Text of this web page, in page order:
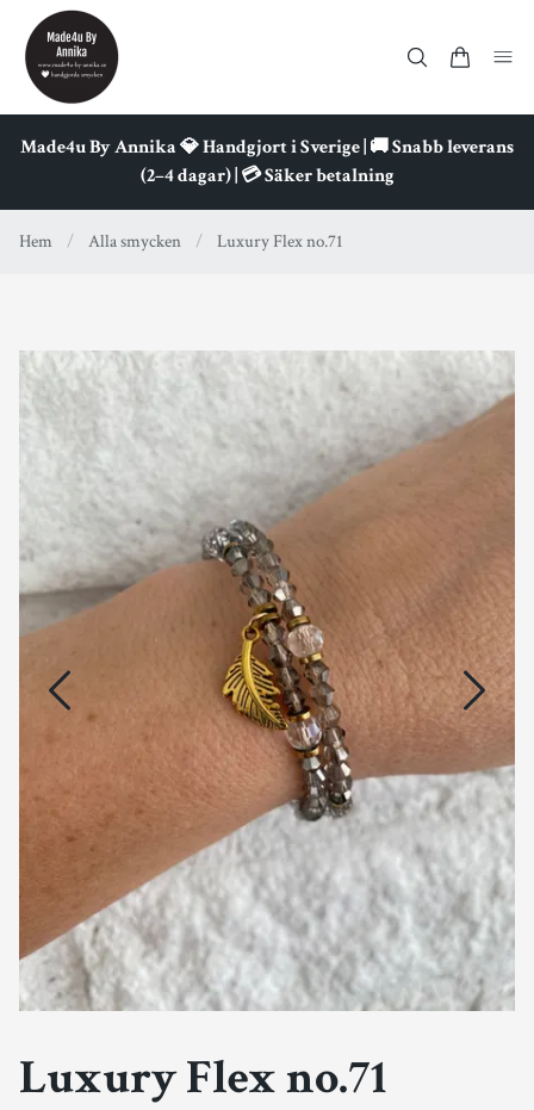
Made4u By Annika 💎 Handgjort i Sverige | 🚚 Snabb leverans
(2–4 dagar) | 💳 Säker betalning
Hem / Alla smycken / Luxury Flex no.71
Luxury Flex no.71